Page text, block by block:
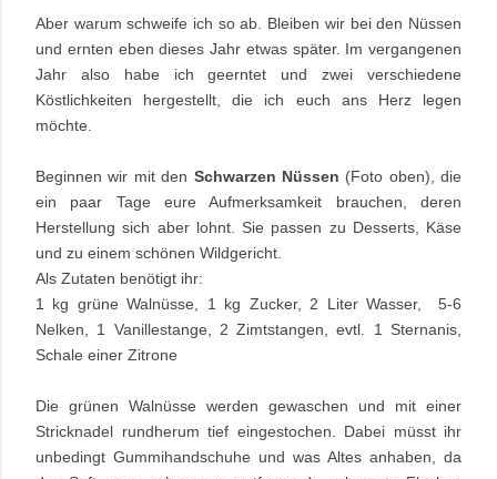
Aber warum schweife ich so ab. Bleiben wir bei den Nüssen
und ernten eben dieses Jahr etwas später. Im vergangenen
Jahr also habe ich geerntet und zwei verschiedene
Köstlichkeiten hergestellt, die ich euch ans Herz legen
möchte.
Beginnen wir mit den Schwarzen Nüssen (Foto oben), die
ein paar Tage eure Aufmerksamkeit brauchen, deren
Herstellung sich aber lohnt. Sie passen zu Desserts, Käse
und zu einem schönen Wildgericht.
Als Zutaten benötigt ihr:
1 kg grüne Walnüsse, 1 kg Zucker, 2 Liter Wasser, 5-6
Nelken, 1 Vanillestange, 2 Zimtstangen, evtl. 1 Sternanis,
Schale einer Zitrone
Die grünen Walnüsse werden gewaschen und mit einer
Stricknadel rundherum tief eingestochen. Dabei müsst ihr
unbedingt Gummihandschuhe und was Altes anhaben, da